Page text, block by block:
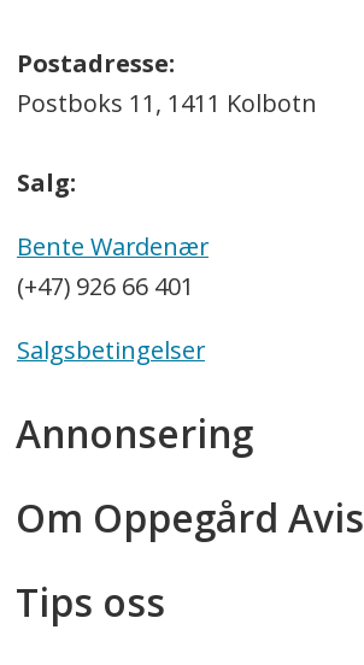
Postadresse:
Postboks 11, 1411 Kolbotn
Salg:
Bente Wardenær
(+47) 926 66 401
Salgsbetingelser
Annonsering
Om Oppegård Avis
Tips oss